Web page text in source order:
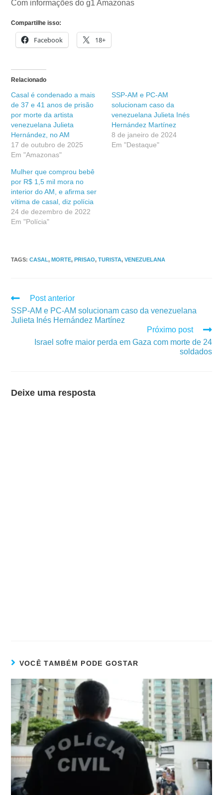
Com informações do g1 Amazonas
Compartilhe isso:
Facebook 18+
Relacionado
Casal é condenado a mais
de 37 e 41 anos de prisão
por morte da artista
venezuelana Julieta
Hernández, no AM
17 de outubro de 2025
Em "Amazonas"
SSP-AM e PC-AM
solucionam caso da
venezuelana Julieta Inés
Hernández Martínez
8 de janeiro de 2024
Em "Destaque"
Mulher que comprou bebê
por R$ 1,5 mil mora no
interior do AM, e afirma ser
vítima de casal, diz polícia
24 de dezembro de 2022
Em "Polícia"
TAGS:CASAL, MORTE, PRISAO, TURISTA, VENEZUELANA
Post anterior
SSP-AM e PC-AM solucionam caso da venezuelana
Julieta Inés Hernández Martínez
Próximo post
Israel sofre maior perda em Gaza com morte de 24
soldados
Deixe uma resposta
VOCÊ TAMBÉM PODE GOSTAR